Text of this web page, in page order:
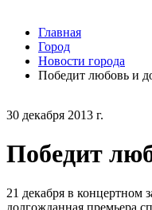
30 декабря 2013 г.
Победит
21 декабря в концертном
долгожданная премьера
Главная
Город
Новости города
Победит любовь и